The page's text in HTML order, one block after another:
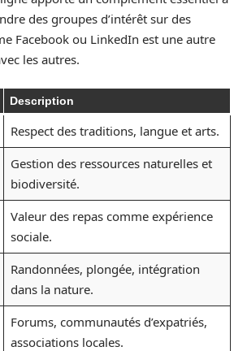
des groupes d’intérêt sur des
Facebook ou LinkedIn est une autre
les autres.
Description
Respect des traditions, langue et arts.
Gestion des ressources naturelles et
biodiversité.
Valeur des repas comme expérience
sociale.
Randonnées, plongée, intégration
dans la nature.
Forums, communautés d’expatriés,
associations locales.